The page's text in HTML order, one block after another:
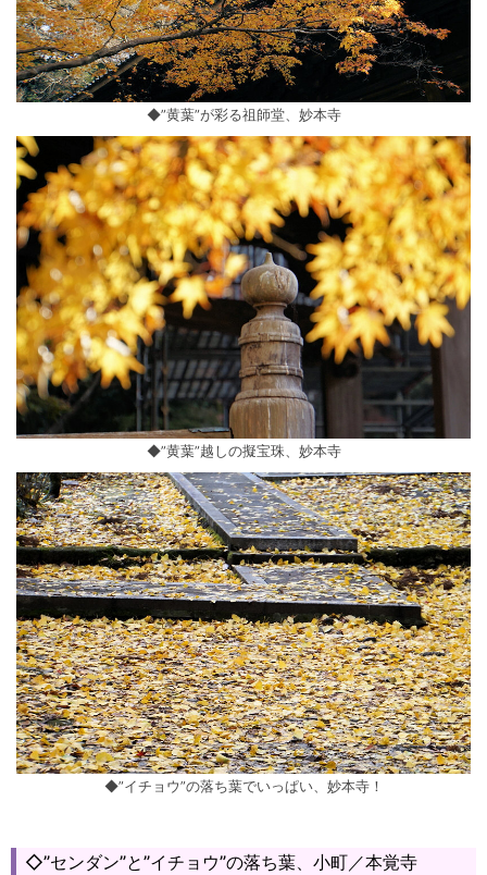
◆”黄葉”が彩る祖師堂、妙本寺
◆”黄葉”越しの擬宝珠、妙本寺
◆”イチョウ”の落ち葉でいっぱい、妙本寺！
◇”センダン”と”イチョウ”の落ち葉、小町／本覚寺